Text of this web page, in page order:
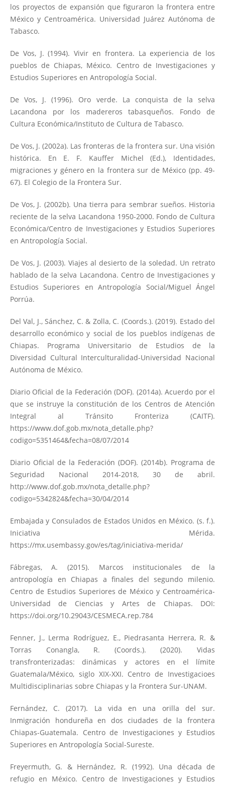
los proyectos de expansión que figuraron la frontera entre
México y Centroamérica. Universidad Juárez Autónoma de
Tabasco.
De Vos, J. (1994). Vivir en frontera. La experiencia de los
pueblos de Chiapas, México. Centro de Investigaciones y
Estudios Superiores en Antropología Social.
De Vos, J. (1996). Oro verde. La conquista de la selva
Lacandona por los madereros tabasqueños. Fondo de
Cultura Económica/Instituto de Cultura de Tabasco.
De Vos, J. (2002a). Las fronteras de la frontera sur. Una visión
histórica. En E. F. Kauffer Michel (Ed.), Identidades,
migraciones y género en la frontera sur de México (pp. 49-
67). El Colegio de la Frontera Sur.
De Vos, J. (2002b). Una tierra para sembrar sueños. Historia
reciente de la selva Lacandona 1950-2000. Fondo de Cultura
Económica/Centro de Investigaciones y Estudios Superiores
en Antropología Social.
De Vos, J. (2003). Viajes al desierto de la soledad. Un retrato
hablado de la selva Lacandona. Centro de Investigaciones y
Estudios Superiores en Antropología Social/Miguel Ángel
Porrúa.
Del Val, J., Sánchez, C. & Zolla, C. (Coords.). (2019). Estado del
desarrollo económico y social de los pueblos indígenas de
Chiapas. Programa Universitario de Estudios de la
Diversidad Cultural Interculturalidad-Universidad Nacional
Autónoma de México.
Diario Oficial de la Federación (DOF). (2014a). Acuerdo por el
que se instruye la constitución de los Centros de Atención
Integral al Tránsito Fronteriza (CAITF).
https://www.dof.gob.mx/nota_detalle.php?
codigo=5351464&fecha=08/07/2014
Diario Oficial de la Federación (DOF). (2014b). Programa de
Seguridad Nacional 2014-2018, 30 de abril.
http://www.dof.gob.mx/nota_detalle.php?
codigo=5342824&fecha=30/04/2014
Embajada y Consulados de Estados Unidos en México. (s. f.).
Iniciativa Mérida.
https://mx.usembassy.gov/es/tag/iniciativa-merida/
Fábregas, A. (2015). Marcos institucionales de la
antropología en Chiapas a finales del segundo milenio.
Centro de Estudios Superiores de México y Centroamérica-
Universidad de Ciencias y Artes de Chiapas. DOI:
https://doi.org/10.29043/CESMECA.rep.784
Fenner, J., Lerma Rodríguez, E., Piedrasanta Herrera, R. &
Torras Conangla, R. (Coords.). (2020). Vidas
transfronterizadas: dinámicas y actores en el límite
Guatemala/México, siglo XIX-XXI. Centro de Investigacioes
Multidisciplinarias sobre Chiapas y la Frontera Sur-UNAM.
Fernández, C. (2017). La vida en una orilla del sur.
Inmigración hondureña en dos ciudades de la frontera
Chiapas-Guatemala. Centro de Investigaciones y Estudios
Superiores en Antropología Social-Sureste.
Freyermuth, G. & Hernández, R. (1992). Una década de
refugio en México. Centro de Investigaciones y Estudios